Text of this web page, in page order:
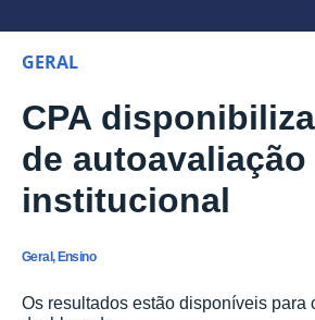
GERAL
CPA
de autoavaliação
institucional
Geral, Ensino
Os resultados estão disponíveis para